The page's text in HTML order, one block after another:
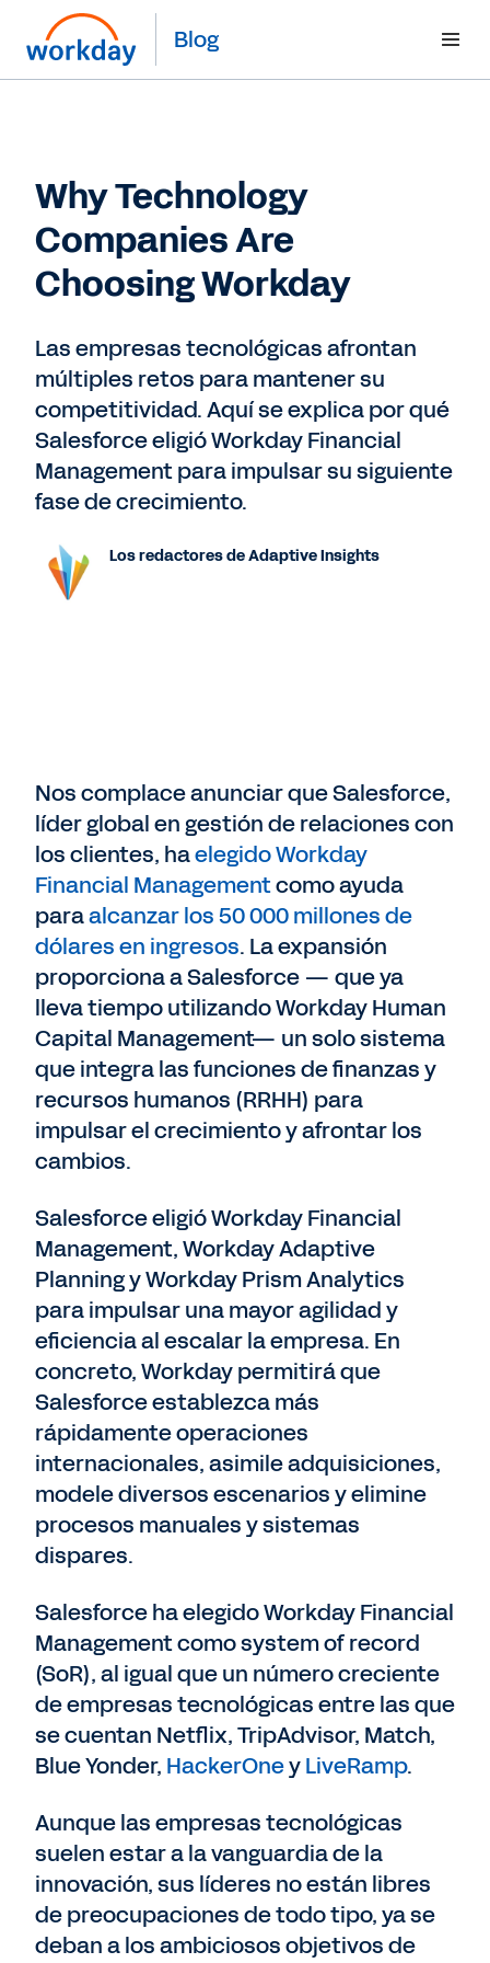
Blog
Why Technology
Companies Are
Choosing Workday
Las empresas tecnológicas afrontan
múltiples retos para mantener su
competitividad. Aquí se explica por qué
Salesforce eligió Workday Financial
Management para impulsar su siguiente
fase de crecimiento.
Los redactores de Adaptive Insights
Nos complace anunciar que Salesforce,
líder global en gestión de relaciones con
los clientes, haelegido Workday
Financial Managementcomo ayuda
paraalcanzar los 50 000 millones de
dólares en ingresos. La expansión
proporciona a Salesforce — que ya
lleva tiempo utilizando Workday Human
Capital Management— un solo sistema
que integra las funciones de finanzas y
recursos humanos (RRHH) para
impulsar el crecimiento y afrontar los
cambios.
Salesforce eligió Workday Financial
Management, Workday Adaptive
Planning y Workday Prism Analytics
para impulsar una mayor agilidad y
eficiencia al escalar la empresa. En
concreto, Workday permitirá que
Salesforce establezca más
rápidamente operaciones
internacionales, asimile adquisiciones,
modele diversos escenarios y elimine
procesos manuales y sistemas
dispares.
Salesforce ha elegido Workday Financial
Management como system of record
(SoR), al igual que un número creciente
de empresas tecnológicas entre las que
se cuentan Netflix, TripAdvisor, Match,
Blue Yonder, HackerOneyLiveRamp.
Aunque las empresas tecnológicas
suelen estar a la vanguardia de la
innovación, sus líderes no están libres
de preocupaciones de todo tipo, ya se
deban a los ambiciosos objetivos de